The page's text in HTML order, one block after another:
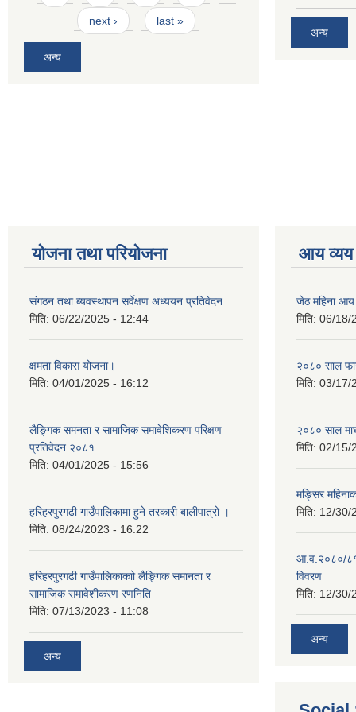
next › last »
अन्य
अन्य
योजना तथा परियोजना
संगठन तथा ब्यवस्थापन सर्वेक्षण अध्ययन प्रतिवेदन
मिति: 06/22/2025 - 12:44
क्षमता विकास योजना।
मिति: 04/01/2025 - 16:12
लैङ्गिक समनता र सामाजिक समावेशिकरण परिक्षण
प्रतिवेदन २०८१
मिति: 04/01/2025 - 15:56
हरिहरपुरगढी गाउँपालिकामा हुने तरकारी बालीपात्रो ।
मिति: 08/24/2023 - 16:22
हरिहरपुरगढी गाउँपालिकाकाो लैङ्गिक समानता र
सामाजिक समावेशीकरण रणनिति
मिति: 07/13/2023 - 11:08
अन्य
आय व्यय
जेठ महिना आय
मिति: 06/18/
२०८० साल
मिति: 03/17/
२०८० साल
मिति: 02/15/
मङ्सिर
मिति: 12/30/
आ.व.२०८०/८१
विवरण
मिति: 12/30/
अन्य